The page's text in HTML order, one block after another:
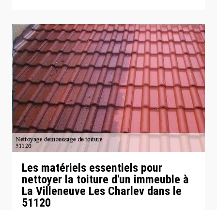
Les matériels essentiels pour
nettoyer la toiture d'un immeuble à
La Villeneuve Les Charlev dans le
51120